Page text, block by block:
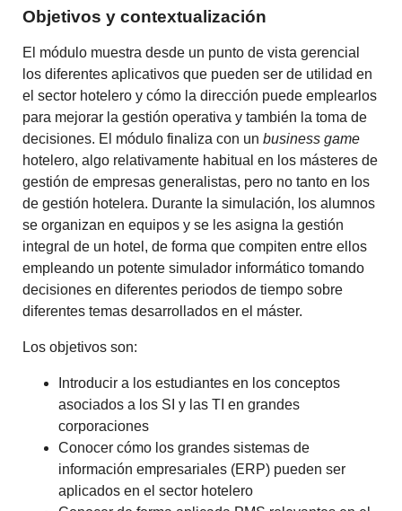
Objetivos y contextualización
El módulo muestra desde un punto de vista gerencial
los diferentes aplicativos que pueden ser de utilidad en
el sector hotelero y cómo la dirección puede emplearlos
para mejorar la gestión operativa y también la toma de
decisiones. El módulo finaliza con unbusiness game
hotelero, algo relativamente habitual en los másteres de
gestión de empresas generalistas, pero no tanto en los
de gestión hotelera. Durante la simulación, los alumnos
se organizan en equipos y se les asigna la gestión
integral de un hotel, de forma que compiten entre ellos
empleando un potente simulador informático tomando
decisiones en diferentes periodos de tiempo sobre
diferentes temas desarrollados en el máster.
Los objetivos son:
Introducir a los estudiantes en los conceptos
asociados a los SI y las TI en grandes
corporaciones
Conocer cómo los grandes sistemas de
información empresariales (ERP) pueden ser
aplicados en el sector hotelero